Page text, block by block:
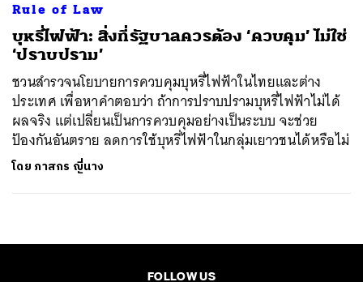
Rule of Law
บุหรี่ไฟฟ้า: สิ่งที่รัฐบาลควรต้อง ‘ควบคุม’ ไม่ใช่
‘ปราบปราม’
ชวนสำรวจนโยบายการควบคุมบุหรี่ไฟฟ้าในไทยและต่าง
ประเทศ เพื่อหาคำตอบว่า ถ้าการปราบปรามบุหรี่ไฟฟ้าไม่ได้
ผลจริง แต่เปลี่ยนเป็นการควบคุมอย่างเป็นระบบ จะช่วย
ป้องกันอันตราย ลดการใช้บุหรี่ไฟฟ้าในกลุ่มเยาวชนได้หรือไม่
โดย ภาสกร ญี่นาง
FOLLOW US